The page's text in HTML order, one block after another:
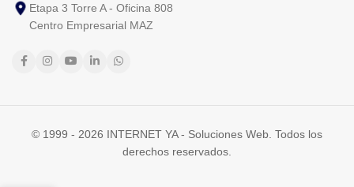
Etapa 3 Torre A - Oficina 808
Centro Empresarial MAZ
© 1999 - 2026 INTERNET YA - Soluciones Web. Todos los
derechos reservados.